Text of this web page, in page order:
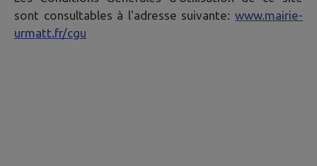
sont consultables à l'adresse suivante: www.mairie-
urmatt.fr/cgu